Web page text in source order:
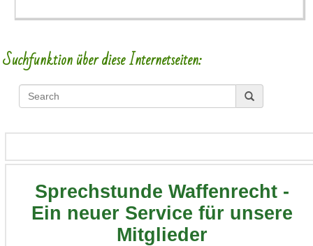
Suchfunktion über diese Internetseiten:
Sprechstunde Waffenrecht -
Ein neuer Service für unsere
Mitglieder